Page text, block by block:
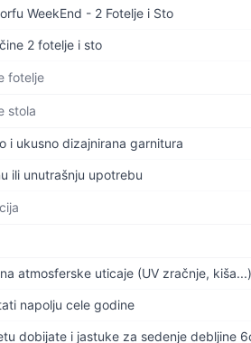
WeekEnd - 2 Fotelje i Sto
2 fotelje i sto
fotelje
stola
i ukusno dizajnirana garnitura
ili unutrašnju upotrebu
atmosferske uticaje (UV zračnje, kiša...)
napolju cele godine
dobijate i jastuke za sedenje debljine